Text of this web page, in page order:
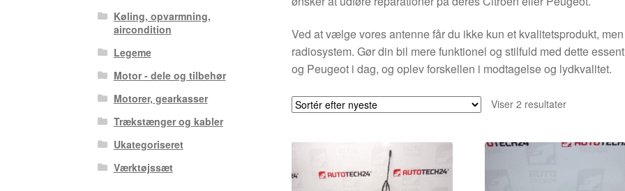
Ved at vælge vores antenne får du ikke kun et kvalitetsprodukt,
radiosystem. Gør din bil mere funktionel og stilfuld med dette
og Peugeot i dag, og oplev forskellen i modtagelse og lydkvalitet.
Viser 2 resultaterSorteret
Køling, opvarmning,
aircondition
Legeme
Motor - dele og tilbehør
Motorer, gearkasser
Trækstænger og kabler
Ukategoriseret
Værktøjssæt